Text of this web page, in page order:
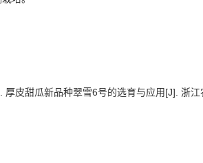
厚皮甜瓜新品种翠雪6号的选育与应用[J]. 浙